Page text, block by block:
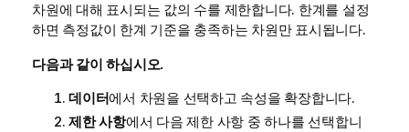
차원에 대해 표시되는 값의 수를 제한합니다. 한계를 설정
하면 측정값이 한계 기준을 충족하는 차원만 표시됩니다.
다음과 같이 하십시오.
데이터에서 차원을 선택하고 속성을 확장합니다.
제한 사항에서 다음 제한 사항 중 하나를 선택합니